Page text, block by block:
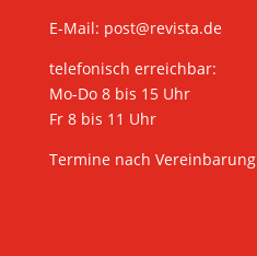
E-Mail: post@revista.de
telefonisch erreichbar:
Mo-Do 8 bis 15 Uhr
Fr 8 bis 11 Uhr
Termine nach Vereinbarung